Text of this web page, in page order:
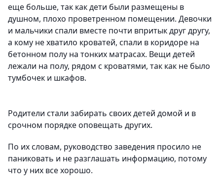
еще больше, так как дети были размещены в
душном, плохо проветренном помещении. Девочки
и мальчики спали вместе почти впритык друг другу,
а кому не хватило кроватей, спали в коридоре на
бетонном полу на тонких матрасах. Вещи детей
лежали на полу, рядом с кроватями, так как не было
тумбочек и шкафов.
Родители стали забирать своих детей домой и в
срочном порядке оповещать других.
По их словам, руководство заведения просило не
паниковать и не разглашать информацию, потому
что у них все хорошо.